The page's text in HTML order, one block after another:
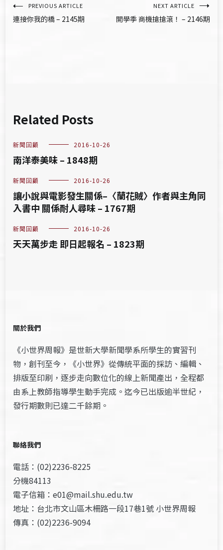
文
章
PREVIOUS ARTICLE
連接你我的橋 – 2145期
NEXT ARTICLE
開學季 商機搶搶滾！ – 2146期
Related Posts
新聞回顧 2016-10-26
南洋泰美味 – 1848期
新聞回顧 2016-10-26
讓小說與電影發生關係–〈蘭花賊〉作者與主角同
入書中 關係耐人尋味 – 1767期
新聞回顧 2016-10-26
天天萬步走 即日起報名 – 1823期
關於我們
《小世界周報》是世新大學新聞學系所學生的實習刊
物，創刊至今，《小世界》從傳統平面的採訪、編輯、
排版至印刷，逐步走向數位化的線上新聞產出，全程都
由系上教師指導學生動手完成。迄今已出版逾半世紀，
發行期數則已達二千餘期。
聯絡我們
電話：(02)2236-8225
分機84113
電子信箱：e01@mail.shu.edu.tw
地址：台北市文山區木柵路一段17巷1號 小世界周報
傳真：(02)2236-9094